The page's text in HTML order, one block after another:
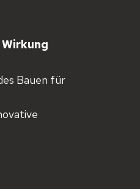
Bauen für